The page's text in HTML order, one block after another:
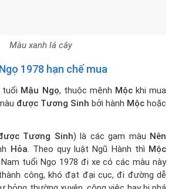
Màu xanh lá cây
1978 hạn chế mua
tuổi Mậu Ngọ, thuộc mệnh Mộckhi mua
được Tương Sinh bởi hành Mộc hoặc
Tương Sinh) là các gam màu Nên
Hỏa. Theo quy luật Ngũ Hành thì Mộc
Nam tuổi Ngọ 1978 đi xe có các màu này
công, khó đạt đại cục, đi đường dễ